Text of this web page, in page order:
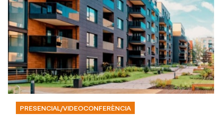
PRESENCIAL/VIDEOCONFERÈNCIA